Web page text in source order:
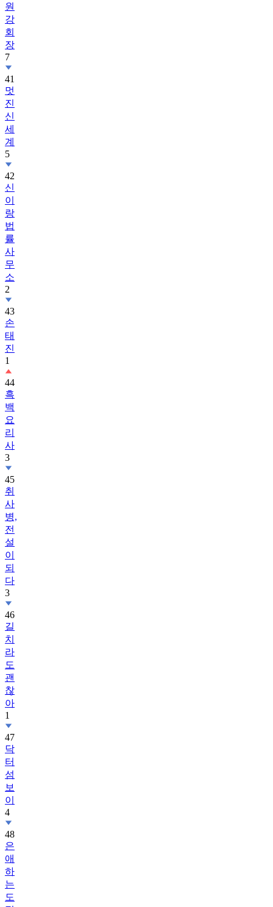
원
강
회
장
7
41
멋
진
신
세
계
5
42
신
이
랑
법
률
사
무
소
2
43
손
태
진
1
44
흑
백
요
리
사
3
45
취
사
병,
전
설
이
되
다
3
46
길
치
라
도
괜
찮
아
1
47
닥
터
섬
보
이
4
48
은
애
하
는
도